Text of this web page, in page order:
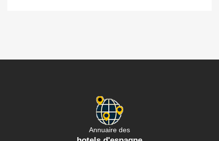
Annuaire des